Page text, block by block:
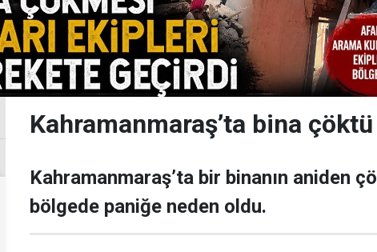
Kahramanmaraş’ta bina çöktü
Kahramanmaraş’ta bir binanın aniden
bölgede paniğe neden oldu.